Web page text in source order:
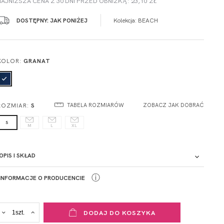
DOSTĘPNY: JAK PONIŻEJ Kolekcja: BEACH
GRANAT
S TABELA ROZMIARÓW ZOBACZ JAK DOBRAĆ
S
M L XL
I SKŁAD
O PRODUCENCIE
ADRES PUNKTU KONTAKTOWEGO
ul. Łowicka 89a
ⓘ
DODAJ DO KOSZYKA